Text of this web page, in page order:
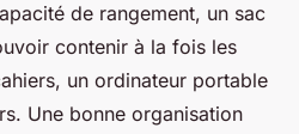
de rangement, un sac
contenir à la fois les
un ordinateur portable
Une bonne organisation